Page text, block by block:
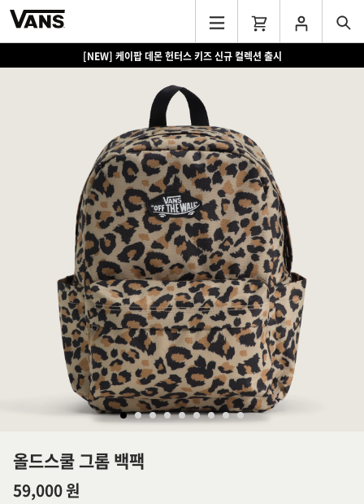
[NEW] 케이팝 데몬 헌터스 키즈 신규 컬렉션 출시
올드스쿨 그롬 백팩
59,000 원